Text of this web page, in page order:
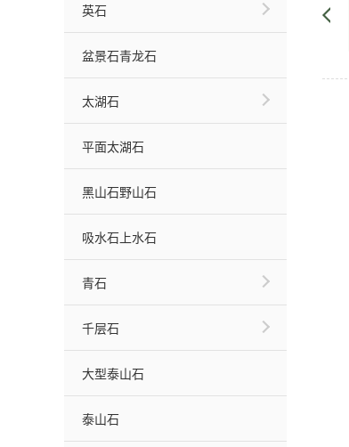
英石
盆景石青龙石
太湖石
平面太湖石
黑山石野山石
吸水石上水石
青石
千层石
大型泰山石
泰山石